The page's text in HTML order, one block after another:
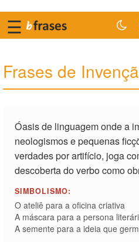
☰
Frases de
Óasis de linguagem onde a
neologismos e pequenas
verdades por artifício, joga
descoberta do verbo como
SIMBOLISMO:
O ateliê para a oficina criativa
A máscara para a persona
A semente para a ideia que